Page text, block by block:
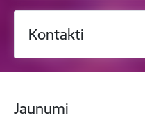
Kontakti
Jaunumi